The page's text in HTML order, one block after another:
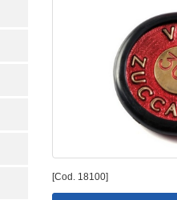
[Cod. 18100]